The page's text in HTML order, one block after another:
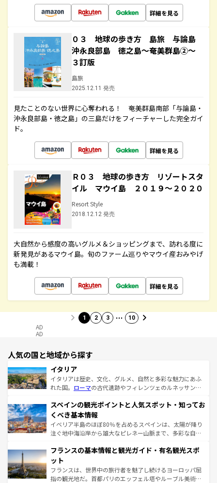
詳細を見る
０３ 地球の歩き方 島旅 与論島
沖永良部島 徳之島～奄美群島②～
３訂版
島旅
2025.12.11 発売
見たことのない世界に心奪われる！ 奄美群島南部「与論島・
沖永良部島・徳之島」の三島だけをフィーチャーした完全ガイ
ド。
詳細を見る
Ｒ０３ 地球の歩き方 リゾートスタ
イル マウイ島 ２０１９～２０２０
Resort Style
2018.12.12 発売
大自然から感度の高いグルメ＆ショッピングまで、訪れる度に
新発見があるマウイ島。旬のファーム巡りやマウイ産おみやげ
も満載！
詳細を見る
1 2 3 … 10
AD
AD
人気の国と地域から探す
イタリア
イタリアは歴史、文化、グルメ、自然と多彩な魅力にあふ
れた国。 ローマの古代遺跡やフィレンツェのルネッサンス
ろん、トスカーナの美しい田園風景やアマルフィ海岸の絶
景など、自然景観も見逃せない。観光の合間には、本場の
ピザやパスタなど、絶品のイタリア料理を堪能することも
できる。朝目覚めてから夜眠るまで、すべての瞬間を楽し
なお、新着のイタリア情報はコンテンツ一覧を参照してほ
しい。
スペインの観光ポイントと人気スポット・知ってお
くべき基本情報
イベリア半島のほぼ80％を占めるスペインは、太陽が降り
注ぐ地中海沿岸から雄大なピレネー山脈まで、多彩な自然
文化が根付くこの国では、情熱的なフラメンコ、熱気あふ
れる闘牛、そして美味しいタパスが生活の一部となってい
る。首都マドリードの洗練された雰囲気や、バルセロナの
アートに溢れた街角から、地方では古代ローマ遺跡や中世
フランスの基本情報と観光ガイド・有名観光スポ
ット
フランスは、世界中の旅行者を魅了し続けるヨーロッパ屈
指の観光地だ。首都パリのエッフェル塔やルーブル美術館